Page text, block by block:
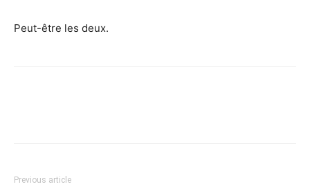
Peut-être les deux.
Previous article